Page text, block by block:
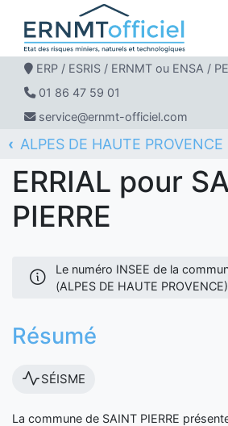
ERP / ESRIS / ERNMT ou ENSA /
01 86 47 59 01
service@ernmt-officiel.com
ERNMT Officiel
ERRIAL
ALPES DE HAUTE PROVENCE
SAINT PIERRE
ERRIAL pour
PIERRE
Le numéro INSEE de la
(ALPES DE HAUTE
Résumé
SÉISME
La commune de SAINT PIERRE